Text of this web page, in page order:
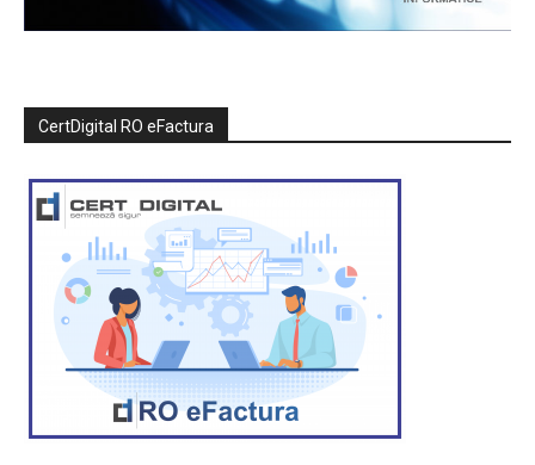
CertDigital RO eFactura